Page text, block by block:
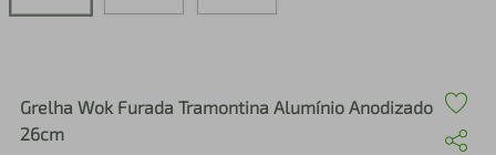
Grelha Wok Furada Tramontina Alumínio Anodizado
26cm